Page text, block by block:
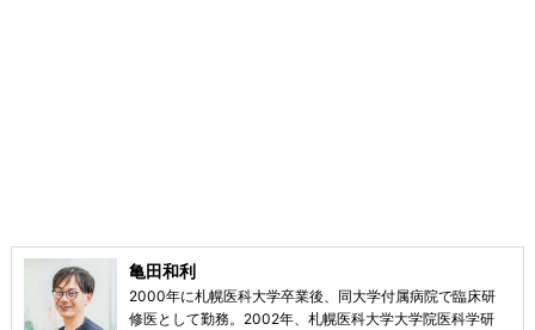
亀田和利
2000年に札幌医科大学卒業後、同大学付属病院で臨床研
修医として勤務。2002年、札幌医科大学大学院医科学研